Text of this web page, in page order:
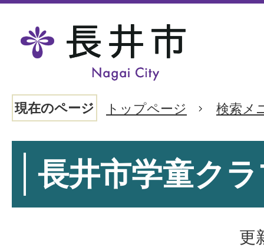
現在のページ トップページ 検索メ
長井市学童ク
更